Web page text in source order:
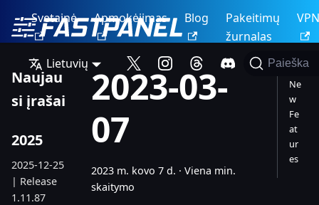
Svetainė Apmokėjimas Blog
Pakeitimų
žurnalas
VPN
Lietuvių Paieška
Naujau
si įrašai
2025
2025-12-25
| Release
1.11.87
2023-03-
07
2023 m. kovo 7 d. · Viena min.
skaitymo
Ne
w
Fe
at
ur
es